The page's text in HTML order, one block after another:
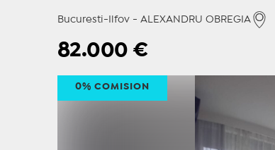
Bucuresti-Ilfov - ALEXANDRU OBREGIA
82.000€
0% COMISION